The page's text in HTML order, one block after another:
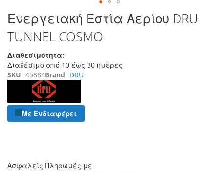
Μετάβαση
στην
αρχή
της
συλλογής
εικόνων
Ενεργειακή Εστία Αερίου DRU
TUNNEL COSMO
Διαθεσιμότητα:
Διαθέσιμο από 10 έως 30 ημέρες
SKU 45884Brand DRU
Με Ενδιαφέρει
Ασφαλείς Πληρωμές με